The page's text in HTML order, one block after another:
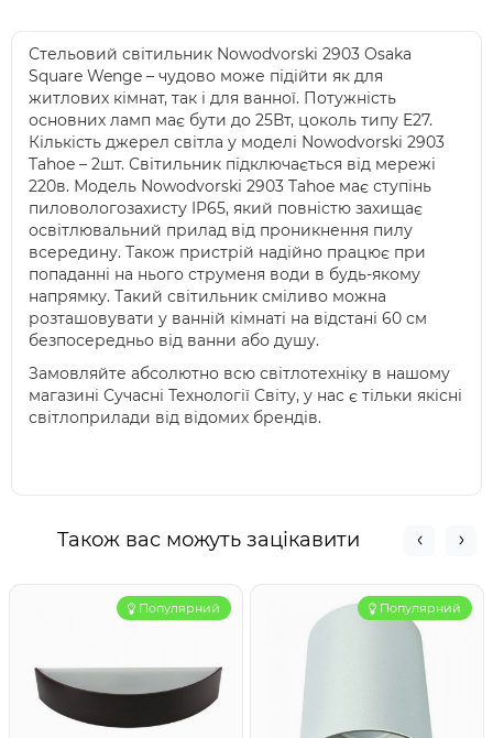
Стельовий світильник Nowodvorski 2903 Osaka
Square Wenge – чудово може підійти як для
житлових кімнат, так і для ванної. Потужність
основних ламп має бути до 25Вт, цоколь типу E27.
Кількість джерел світла у моделі Nowodvorski 2903
Tahoe – 2шт. Світильник підключається від мережі
220в. Модель Nowodvorski 2903 Tahoe має ступінь
пиловологозахисту IP65, який повністю захищає
освітлювальний прилад від проникнення пилу
всередину. Також пристрій надійно працює при
попаданні на нього струменя води в будь-якому
напрямку. Такий світильник сміливо можна
розташовувати у ванній кімнаті на відстані 60 см
безпосередньо від ванни або душу.
Замовляйте абсолютно всю світлотехніку в нашому
магазині Сучасні Технології Світу, у нас є тільки якісні
світлоприлади від відомих брендів.
Також вас можуть зацікавити
Популярний Популярний